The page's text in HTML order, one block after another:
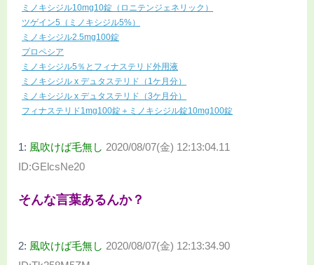
ミノキシジル10mg10錠（ロニテンジェネリック）
ツゲイン5（ミノキシジル5%）
ミノキシジル2.5mg100錠
プロペシア
ミノキシジル5％とフィナステリド外用液
ミノキシジル x デュタステリド（1ケ月分）
ミノキシジル x デュタステリド（3ケ月分）
フィナステリド1mg100錠＋ミノキシジル錠10mg100錠
1: 風吹けば毛無し 2020/08/07(金) 12:13:04.11
ID:GElcsNe20
そんな言葉あるんか？
2: 風吹けば毛無し 2020/08/07(金) 12:13:34.90